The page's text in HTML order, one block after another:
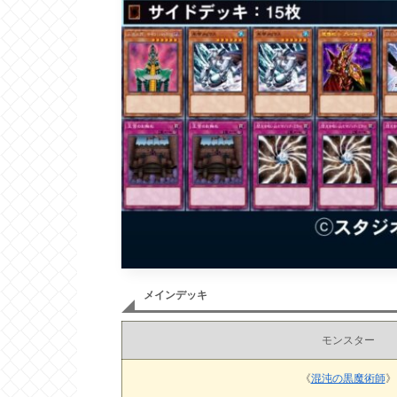
メインデッキ
モンスター
《混沌の黒魔術師》